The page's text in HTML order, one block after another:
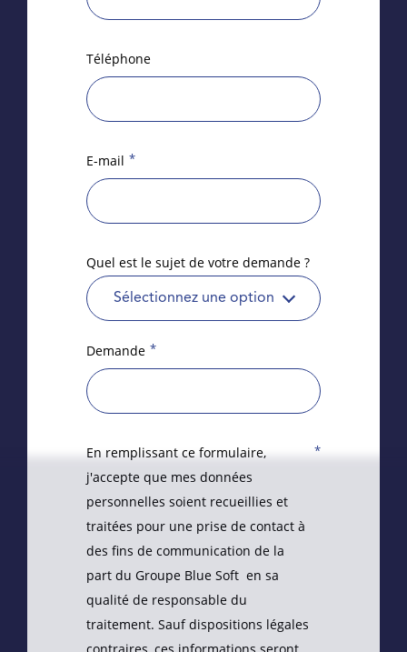
Téléphone
E-mail *
Quel est le sujet de votre demande ?
Sélectionnez une option
Demande *
En remplissant ce formulaire,
j'accepte que mes données
personnelles soient recueillies et
traitées pour une prise de contact à
des fins de communication de la
part du Groupe Blue Soft en sa
qualité de responsable du
traitement. Sauf dispositions légales
*